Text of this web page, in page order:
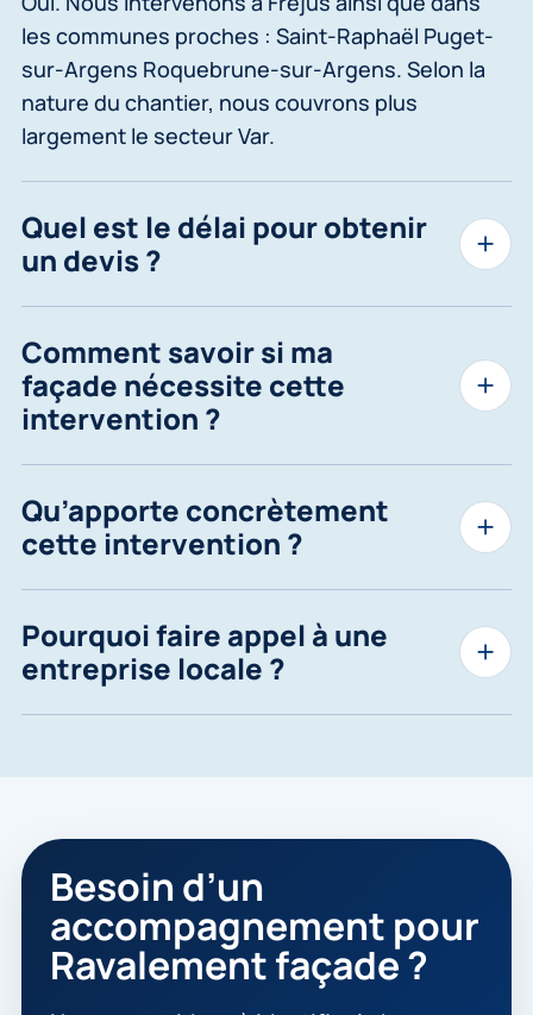
les communes proches : Saint-Raphaël Puget-
sur-Argens Roquebrune-sur-Argens. Selon la
nature du chantier, nous couvrons plus
largement le secteur Var.
Quel est le délai pour obtenir
un devis ?
Comment savoir si ma
façade nécessite cette
intervention ?
Qu’apporte concrètement
cette intervention ?
Pourquoi faire appel à une
entreprise locale ?
Besoin d’un
accompagnement pour
Ravalement façade ?